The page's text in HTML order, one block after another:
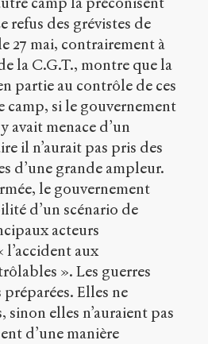
refus des grévistes de
27 mai, contrairement à
la C.G.T., montre que la
partie au contrôle de ces
camp, si le gouvernement
avait menace d’un
il n’aurait pas pris des
d’une grande ampleur.
le gouvernement
d’un scénario de
acteurs
l’accident aux
». Les guerres
Elles ne
sinon elles n’auraient pas
d’une manière